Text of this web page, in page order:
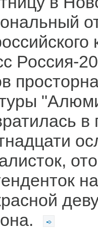
Россия-